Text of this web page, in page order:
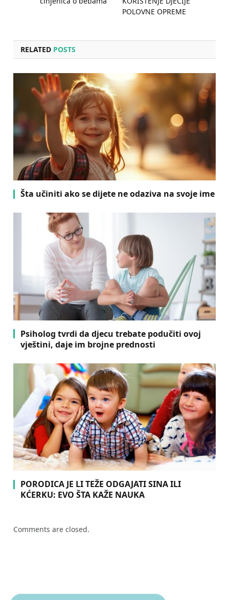
POLOVNE OPREME
RELATED POSTS
Šta učiniti ako se dijete ne odaziva na svoje ime
Psiholog tvrdi da djecu trebate podučiti ovoj
vještini, daje im brojne prednosti
PORODICA JE LI TEŽE ODGAJATI SINA ILI
KĆERKU: EVO ŠTA KAŽE NAUKA
Comments are closed.